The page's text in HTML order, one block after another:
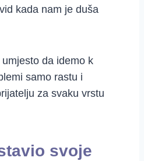
kada nam je duša
da idemo k
samo rastu i
za svaku vrstu
svoje